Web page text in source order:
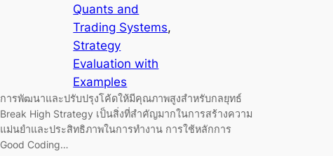
Quants and
Trading Systems
Strategy
Evaluation with
Examples
การพัฒนาและปรับปรุงโค้ดให้มีคุณภาพสูงสำหรับกลยุทธ์
Break High Strategy เป็นสิ่งที่สำคัญมากในการสร้างความ
แม่นยำและประสิทธิภาพในการทำงาน การใช้หลักการ
Good Coding…